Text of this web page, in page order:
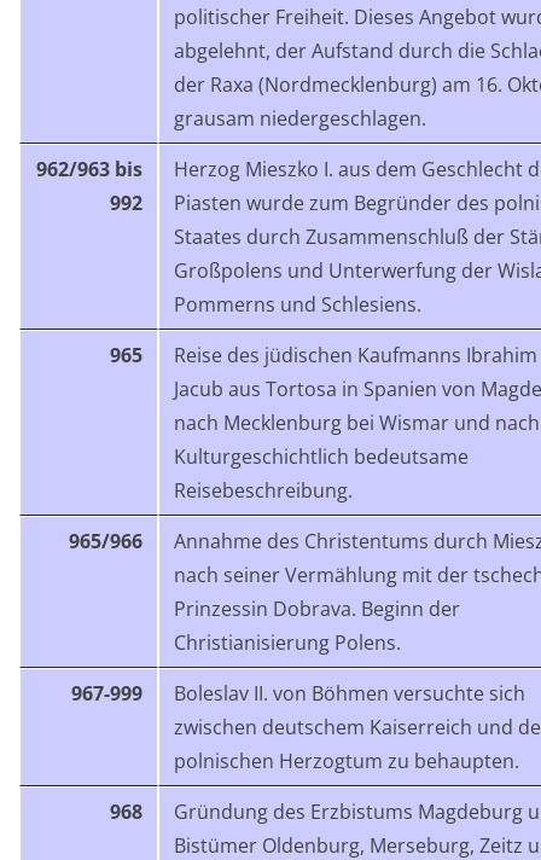
politischer Freiheit. Dieses Angebot
abgelehnt, der Aufstand durch die
der Raxa (Nordmecklenburg) am 16.
grausam niedergeschlagen.
962/963 bis
992
Herzog Mieszko I. aus dem Geschlecht
Piasten wurde zum Begründer des
Staates durch Zusammenschluß der
Großpolens und Unterwerfung der
Pommerns und Schlesiens.
965
Reise des jüdischen Kaufmanns
Jacub aus Tortosa in Spanien von
nach Mecklenburg bei Wismar und
Kulturgeschichtlich bedeutsame
Reisebeschreibung.
965/966
Annahme des Christentums durch
nach seiner Vermählung mit der
Prinzessin Dobrava. Beginn der
Christianisierung Polens.
967-999
Boleslav II. von Böhmen versuchte sich
zwischen deutschem Kaiserreich und
polnischen Herzogtum zu behaupten.
968
Gründung des Erzbistums Magdeburg
Bistümer Oldenburg, Merseburg, Zeitz